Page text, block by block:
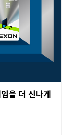
을 더 신나게